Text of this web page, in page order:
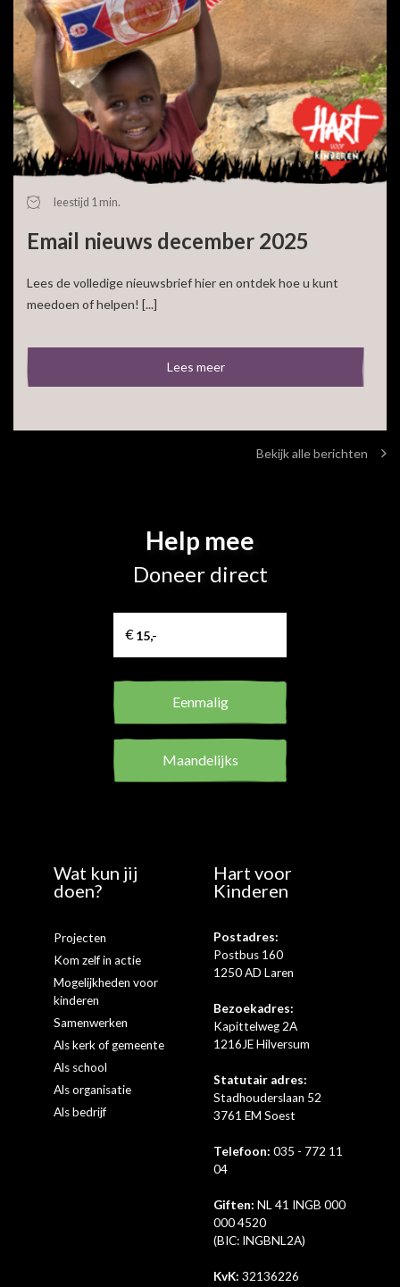
leestijd 1 min.
Email nieuws december 2025
Lees de volledige nieuwsbrief hier en ontdek hoe u kunt
meedoen of helpen! [...]
Lees meer
Bekijk alle berichten
Help mee
Doneer direct
Eenmalig
Maandelijks
Wat kun jij
doen?
Projecten
Kom zelf in actie
Mogelijkheden voor
kinderen
Samenwerken
Als kerk of gemeente
Als school
Als organisatie
Als bedrijf
Hart voor
Kinderen
Postadres:
Postbus 160
1250 AD Laren
Bezoekadres:
Kapittelweg 2A
1216JE Hilversum
Statutair adres:
Stadhouderslaan 52
3761 EM Soest
Telefoon: 035 - 772 11
04
Giften: NL 41 INGB 000
000 4520
(BIC: INGBNL2A)
KvK: 32136226